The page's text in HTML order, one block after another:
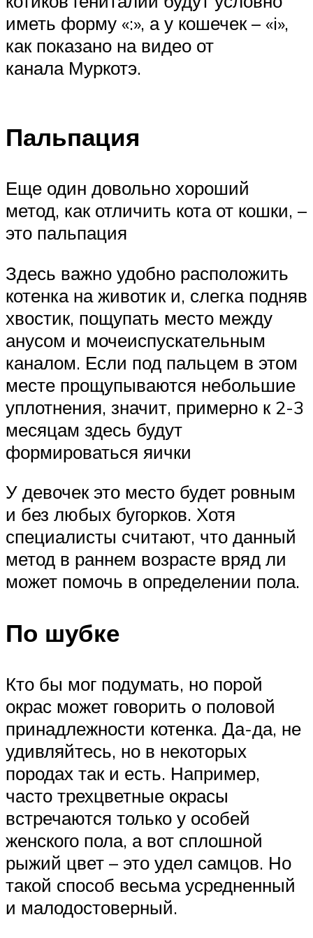
иметь форму «:», а у кошечек – «i»,
как показано на видео от
канала Муркотэ.
Пальпация
Еще один довольно хороший
метод, как отличить кота от кошки, –
это пальпация
Здесь важно удобно расположить
котенка на животик и, слегка подняв
хвостик, пощупать место между
анусом и мочеиспускательным
каналом. Если под пальцем в этом
месте прощупываются небольшие
уплотнения, значит, примерно к 2-3
месяцам здесь будут
формироваться яички
У девочек это место будет ровным
и без любых бугорков. Хотя
специалисты считают, что данный
метод в раннем возрасте вряд ли
может помочь в определении пола.
По шубке
Кто бы мог подумать, но порой
окрас может говорить о половой
принадлежности котенка. Да-да, не
удивляйтесь, но в некоторых
породах так и есть. Например,
часто трехцветные окрасы
встречаются только у особей
женского пола, а вот сплошной
рыжий цвет – это удел самцов. Но
такой способ весьма усредненный
и малодостоверный.